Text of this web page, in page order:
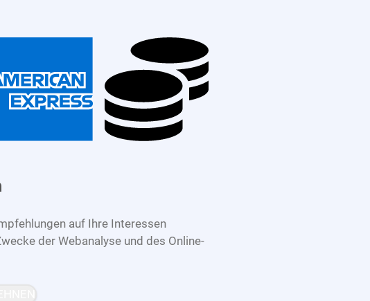
auf Ihre Interessen
der Webanalyse und des Online-